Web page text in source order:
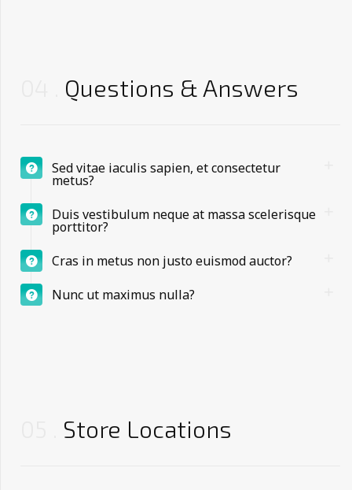
Questions & Answers
Sed vitae iaculis sapien, et consectetur
metus?
Duis vestibulum neque at massa scelerisque
porttitor?
Cras in metus non justo euismod auctor?
Nunc ut maximus nulla?
Store Locations